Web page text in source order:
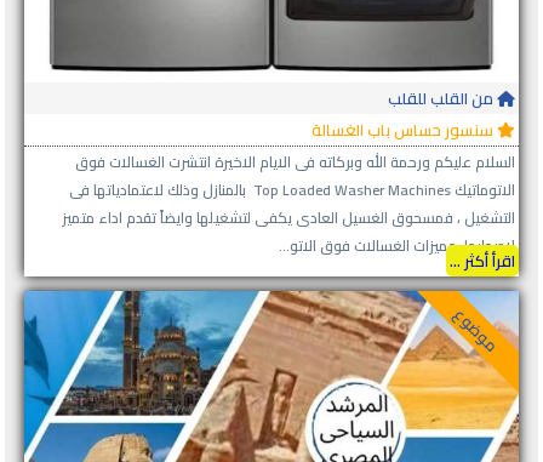
من القلب للقلب
سنسور حساس باب الغسالة
السلام عليكم ورحمة الله وبركاته فى الايام الاخيرة انتشرت الغسالات فوق
الاتوماتيك Top Loaded Washer Machines بالمنازل وذلك لاعتمادياتها فى
التشغيل ، فمسحوق الغسيل العادى يكفى لتشغيلها وايضاً تقدم اداء متميز
لاصحابها. مميزات الغسالات فوق الاتو...
اقرأ أكثر ...
موضوع